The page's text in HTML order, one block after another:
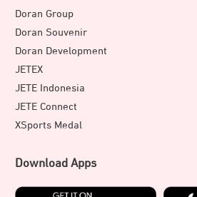
Doran Group
Doran Souvenir
Doran Development
JETEX
JETE Indonesia
JETE Connect
XSports Medal
Download Apps